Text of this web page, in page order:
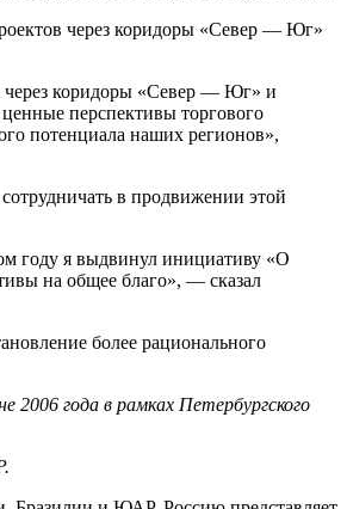
через коридоры «Север — Юг»
через коридоры «Север — Юг» и
перспективы торгового
потенциала наших регионов»,
в продвижении этой
году я выдвинул инициативу «О
на общее благо», — сказал
более рационального
года в рамках Петербургского